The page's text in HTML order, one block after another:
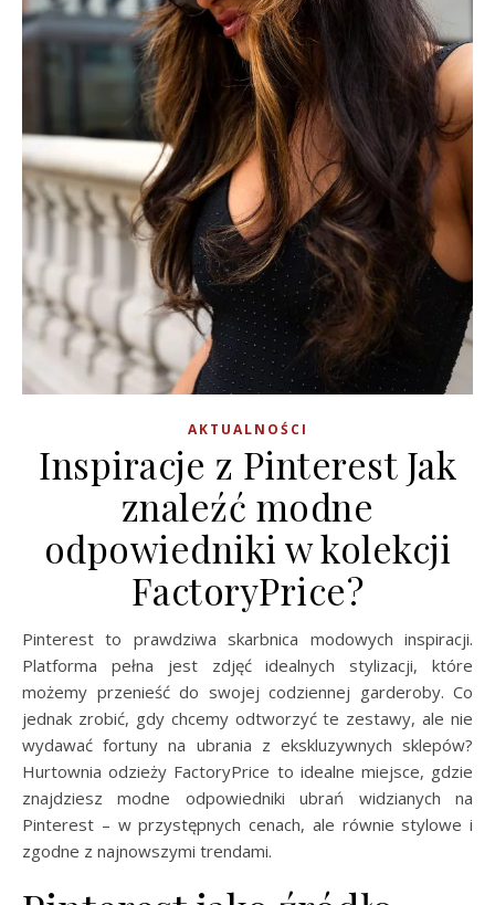
AKTUALNOŚCI
Inspiracje z Pinterest Jak
znaleźć modne
odpowiedniki w kolekcji
FactoryPrice?
Pinterest to prawdziwa skarbnica modowych inspiracji.
Platforma pełna jest zdjęć idealnych stylizacji, które
możemy przenieść do swojej codziennej garderoby. Co
jednak zrobić, gdy chcemy odtworzyć te zestawy, ale nie
wydawać fortuny na ubrania z ekskluzywnych sklepów?
Hurtownia odzieży FactoryPrice to idealne miejsce, gdzie
znajdziesz modne odpowiedniki ubrań widzianych na
Pinterest – w przystępnych cenach, ale równie stylowe i
zgodne z najnowszymi trendami.